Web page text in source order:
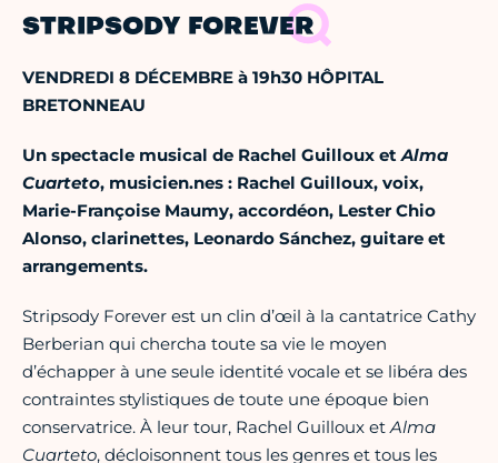
STRIPSODY FOREVER
VENDREDI 8 DÉCEMBRE à 19h30 HÔPITAL
BRETONNEAU
Un spectacle musical de Rachel Guilloux etAlma
Cuarteto, musicien.nes : Rachel Guilloux, voix,
Marie-Françoise Maumy, accordéon, Lester Chio
Alonso, clarinettes, Leonardo Sánchez, guitare et
arrangements.
Stripsody Forever est un clin d’œil à la cantatrice Cathy
Berberian qui chercha toute sa vie le moyen
d’échapper à une seule identité vocale et se libéra des
contraintes stylistiques de toute une époque bien
conservatrice. À leur tour, Rachel Guilloux etAlma
Cuarteto, décloisonnent tous les genres et tous les